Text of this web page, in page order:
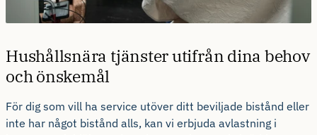
Hushållsnära tjänster utifrån dina behov
och önskemål
För dig som vill ha service utöver ditt beviljade bistånd eller
inte har något bistånd alls, kan vi erbjuda avlastning i